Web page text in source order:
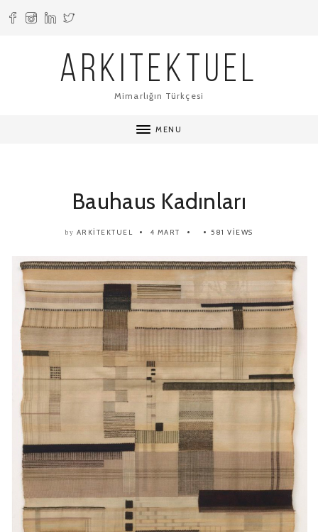
ARKITEKTUEL
Mimarlığın Türkçesi
MENU
Bauhaus Kadınları
by ARKITEKTUEL 4 MART 581 VIEWS